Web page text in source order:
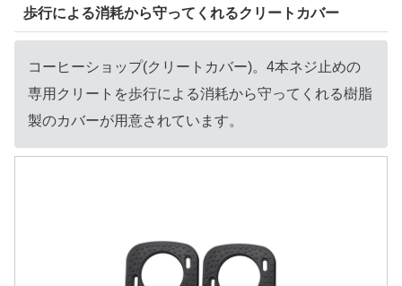
歩行による消耗から守ってくれるクリートカバー
コーヒーショップ(クリートカバー)。4本ネジ止めの
専用クリートを歩行による消耗から守ってくれる樹脂
製のカバーが用意されています。